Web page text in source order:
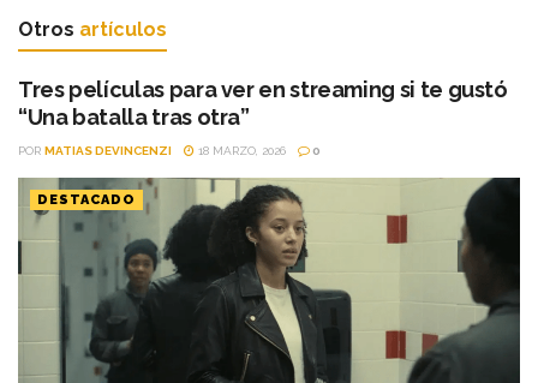
Otros artículos
Tres películas para ver en streaming si te gustó
“Una batalla tras otra”
POR MATIAS DEVINCENZI 18 MARZO, 2026 0
DESTACADO